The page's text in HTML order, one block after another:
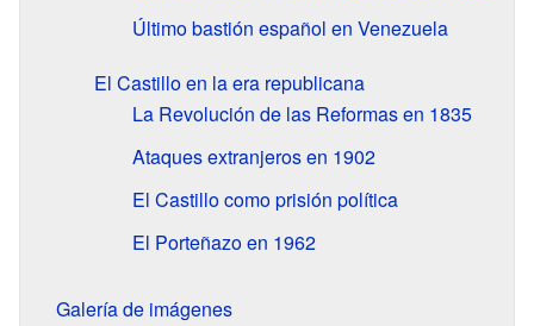
Último bastión español en Venezuela
El Castillo en la era republicana
La Revolución de las Reformas en 1835
Ataques extranjeros en 1902
El Castillo como prisión política
El Porteñazo en 1962
Galería de imágenes